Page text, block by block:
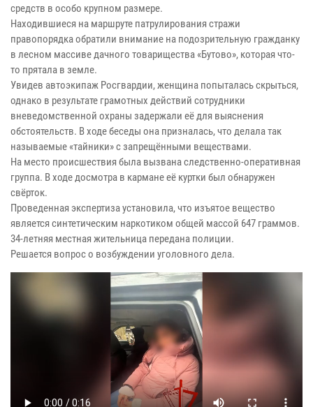
средств в особо крупном размере.
Находившиеся на маршруте патрулирования стражи
правопорядка обратили внимание на подозрительную гражданку
в лесном массиве дачного товарищества «Бутово», которая что-
то прятала в земле.
Увидев автоэкипаж Росгвардии, женщина попыталась скрыться,
однако в результате грамотных действий сотрудники
вневедомственной охраны задержали её для выяснения
обстоятельств. В ходе беседы она призналась, что делала так
называемые «тайники» с запрещёнными веществами.
На место происшествия была вызвана следственно-оперативная
группа. В ходе досмотра в кармане её куртки был обнаружен
свёрток.
Проведенная экспертиза установила, что изъятое вещество
является синтетическим наркотиком общей массой 647 граммов.
34-летняя местная жительница передана полиции.
Решается вопрос о возбуждении уголовного дела.